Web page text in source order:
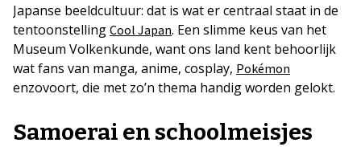
Japanse beeldcultuur: dat is wat er centraal staat in de
tentoonstelling Cool Japan. Een slimme keus van het
Museum Volkenkunde, want ons land kent behoorlijk
wat fans van manga, anime, cosplay, Pokémon
enzovoort, die met zo’n thema handig worden gelokt.
Samoerai en schoolmeisjes